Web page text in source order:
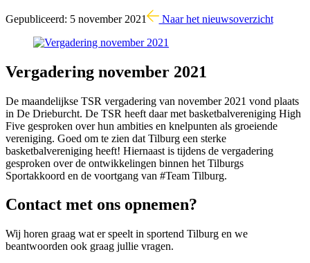
Gepubliceerd: 5 november 2021 Naar het nieuwsoverzicht
Vergadering november 2021
De maandelijkse TSR vergadering van november 2021 vond plaats
in De Drieburcht. De TSR heeft daar met basketbalvereniging High
Five gesproken over hun ambities en knelpunten als groeiende
vereniging. Goed om te zien dat Tilburg een sterke
basketbalvereniging heeft! Hiernaast is tijdens de vergadering
gesproken over de ontwikkelingen binnen het Tilburgs
Sportakkoord en de voortgang van #Team Tilburg.
Contact met ons opnemen?
Wij horen graag wat er speelt in sportend Tilburg en we
beantwoorden ook graag jullie vragen.